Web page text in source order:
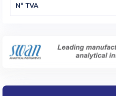
N° TVA